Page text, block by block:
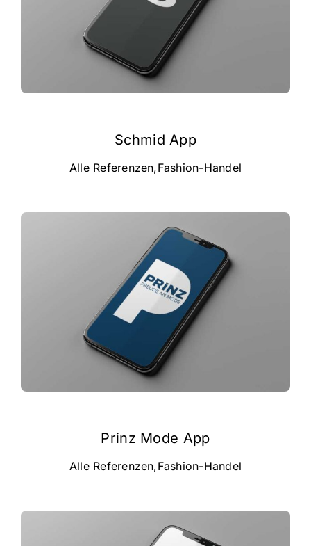
Schmid App
Alle Referenzen,Fashion-Handel
Prinz Mode App
Alle Referenzen,Fashion-Handel